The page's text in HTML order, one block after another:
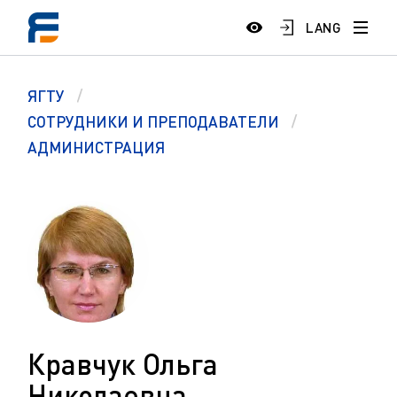
LANG
ЯГТУ
СОТРУДНИКИ И ПРЕПОДАВАТЕЛИ
АДМИНИСТРАЦИЯ
Кравчук Ольга